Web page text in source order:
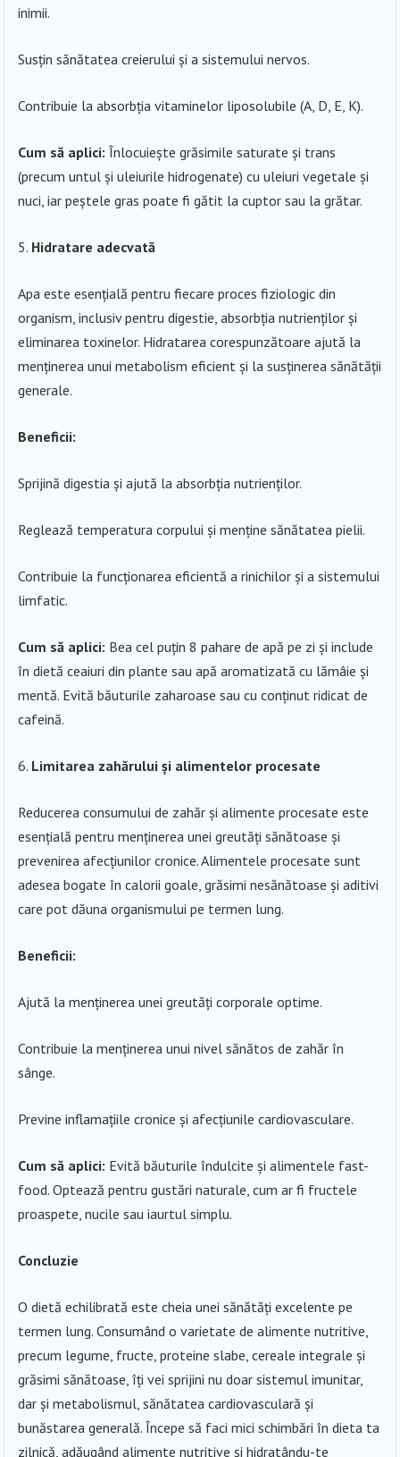
inimii.
Susțin sănătatea creierului și a sistemului nervos.
Contribuie la absorbția vitaminelor liposolubile (A, D, E, K).
Cum să aplici: Înlocuiește grăsimile saturate și trans
(precum untul și uleiurile hidrogenate) cu uleiuri vegetale și
nuci, iar peștele gras poate fi gătit la cuptor sau la grătar.
Hidratare adecvată
Apa este esențială pentru fiecare proces fiziologic din
organism, inclusiv pentru digestie, absorbția nutrienților și
eliminarea toxinelor. Hidratarea corespunzătoare ajută la
menținerea unui metabolism eficient și la susținerea sănătății
generale.
Beneficii:
Sprijină digestia și ajută la absorbția nutrienților.
Reglează temperatura corpului și menține sănătatea pielii.
Contribuie la funcționarea eficientă a rinichilor și a sistemului
limfatic.
Cum să aplici: Bea cel puțin 8 pahare de apă pe zi și include
în dietă ceaiuri din plante sau apă aromatizată cu lămâie și
mentă. Evită băuturile zaharoase sau cu conținut ridicat de
cafeină.
Limitarea zahărului și alimentelor procesate
Reducerea consumului de zahăr și alimente procesate este
esențială pentru menținerea unei greutăți sănătoase și
prevenirea afecțiunilor cronice. Alimentele procesate sunt
adesea bogate în calorii goale, grăsimi nesănătoase și aditivi
care pot dăuna organismului pe termen lung.
Beneficii:
Ajută la menținerea unei greutăți corporale optime.
Contribuie la menținerea unui nivel sănătos de zahăr în
sânge.
Previne inflamațiile cronice și afecțiunile cardiovasculare.
Cum să aplici: Evită băuturile îndulcite și alimentele fast-
food. Optează pentru gustări naturale, cum ar fi fructele
proaspete, nucile sau iaurtul simplu.
Concluzie
O dietă echilibrată este cheia unei sănătăți excelente pe
termen lung. Consumând o varietate de alimente nutritive,
precum legume, fructe, proteine slabe, cereale integrale și
grăsimi sănătoase, îți vei sprijini nu doar sistemul imunitar,
dar și metabolismul, sănătatea cardiovasculară și
bunăstarea generală. Începe să faci mici schimbări în dieta ta
zilnică, adăugând alimente nutritive și hidratându-te